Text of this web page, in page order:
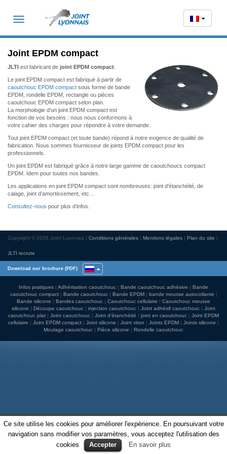
Toggle
Joint EPDM compact
JLTI est fabricant de joint EPDM compact
Le joint EPDM compact est fabriqué à partir de
caoutchouc EPDM compact sous forme de bande
EPDM, rondelle EPDM, rectangle ou pièces
caoutchouc EPDM compact selon plan.
La morphologie d’un joint EPDM compact est
fonction de vos besoins : nous nous conformons à
votre cahier des charges pour répondre à votre demande.
Tout joint EPDM compact (et toute bande) répond à notre exigence de qualité de
fabrication. Nous sommes fournisseur de joints EPDM compact pour les
professionnels.
Un joint EPDM est fabriqué grâce à notre large gamme de caoutchoucs compact
EPDM. Idem pour toutes nos bandes.
Les applications en joint EPDM compact sont nombreuses: joint d’étanchéité, de
calage, joint d’amortissement, etc…
Consultez-nous pour plus d’infos.
Copyright © 2026 Joint Lyonnais Conditions générales Mentions légales Plan du site
JLTI recrute
Download our brochure (PDF)
Infos pratiques Adhérisation caoutchouc Bande caoutchouc adhésive
Bande
caoutchouc compact
Bande caoutchouc Bande EPDM
bande mousse autocollante
Bande silicone
Bandes caoutchouc Caoutchouc cellulaire
Caoutchouc mousse
silicone
Découpe caoutchouc injection caoutchouc Joint adhésif caoutchouc
Joint
caoutchouc plat
Joint caoutchouc Joint d’étanchéité joint en caoutchouc
Joint EPDM
cellulaire
Joint EPDM compact Joint silicone Joint viton Joints EPDM
Joints silicone
Moulage caoutchouc
Pièce silicone Rondelle caoutchouc
Ce site utilise les cookies pour améliorer l'expérience. En poursuivant votre
navigation sans modifier vos paramètres, vous acceptez l'utilisation des
cookies
Accepter En savoir plus